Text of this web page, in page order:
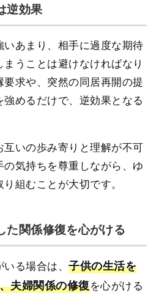
逆効果
あまり、相手に過度な期待
うことは避けなければなり
求や、突然の同居再開の提
めるだけで、逆効果となる
いの歩み寄りと理解が不可
気持ちを尊重しながら、ゆ
組むことが大切です。
た関係修復を心がける
いる場合は、子供の生活を
夫婦関係の修復を心がける